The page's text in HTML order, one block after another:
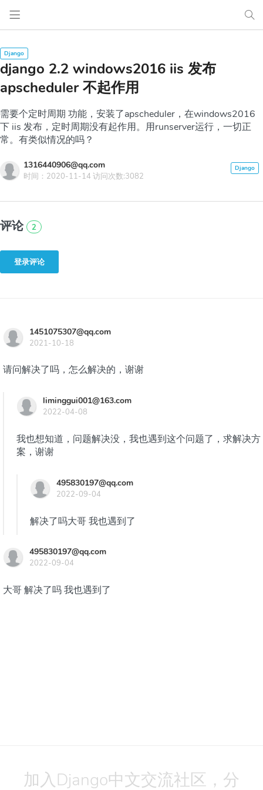
django 2.2 windows2016 iis 发布
apscheduler 不起作用
需要个定时周期 功能，安装了apscheduler，在windows2016
下 iis 发布，定时周期没有起作用。用runserver运行，一切正
常。有类似情况的吗？
1316440906@qq.com
时间：2020-11-14 访问次数:3082
评论 2
登录评论
1451075307@qq.com
2021-10-18
请问解决了吗，怎么解决的，谢谢
liminggui001@163.com
2022-04-08
我也想知道，问题解决没，我也遇到这个问题了，求解决方
案，谢谢
495830197@qq.com
2022-09-04
解决了吗大哥 我也遇到了
495830197@qq.com
2022-09-04
大哥 解决了吗 我也遇到了
加入Django中文交流社区，分